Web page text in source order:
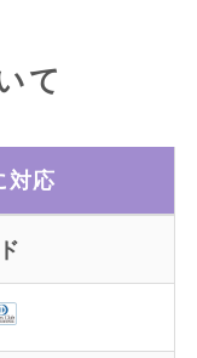
て
対応